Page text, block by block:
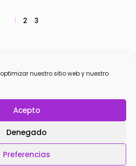
nuestro sitio web y nuestro
Acepto
Denegado
Preferencias
1 2 3
los derechos reservados 2026